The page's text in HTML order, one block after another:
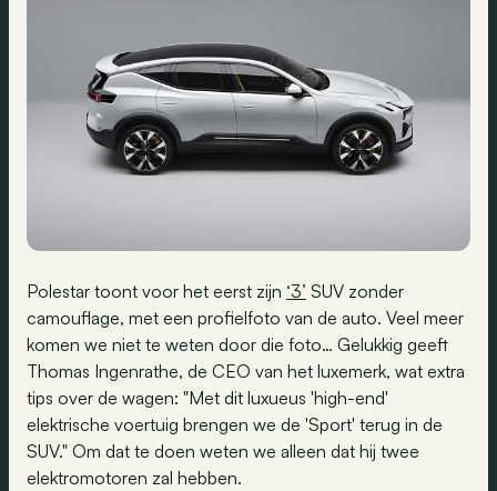
Polestar toont voor het eerst zijn ‘3’ SUV zonder
camouflage, met een profielfoto van de auto. Veel meer
komen we niet te weten door die foto… Gelukkig geeft
Thomas Ingenrathe, de CEO van het luxemerk, wat extra
tips over de wagen: "Met dit luxueus 'high-end'
elektrische voertuig brengen we de 'Sport' terug in de
SUV." Om dat te doen weten we alleen dat hij twee
elektromotoren zal hebben.